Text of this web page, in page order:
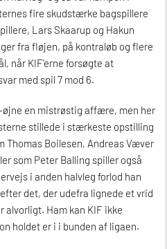
fire skudstærke bagspillere
Lars Skaarup og Hakun
fra fløjen, på kontraløb og flere
når KIF'erne forsøgte at
med spil 7 mod 6.
øjne en mistrøstig affære, men her
stillede i stærkeste opstilling
Thomas Boilesen, Andreas Væver
som Peter Balling spiller også
i anden halvleg forlod han
det, der udefra lignede et vrid
alvorligt. Ham kan KIF ikke
holdet er i i bunden af ligaen.